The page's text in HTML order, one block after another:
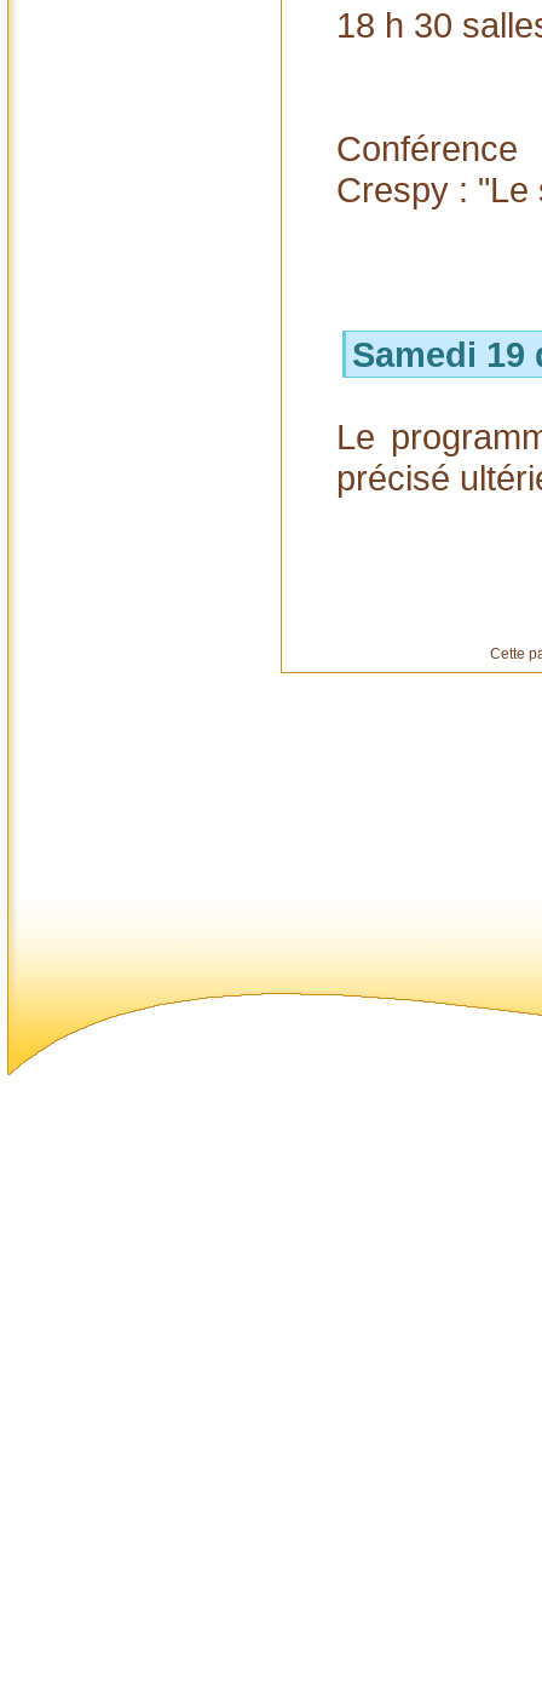
18 h 30
Crespy : "Le
Samedi 19
Le
précisé
Cette